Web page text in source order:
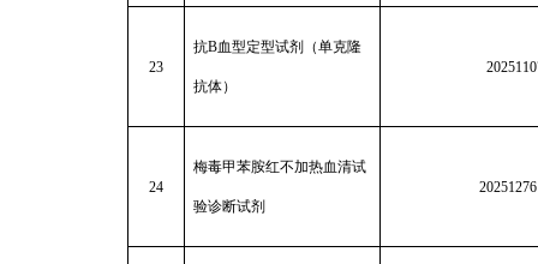
23
抗B血型定型试剂（单克隆
抗体）
24
梅毒甲苯胺红不加热血清试
验诊断试剂